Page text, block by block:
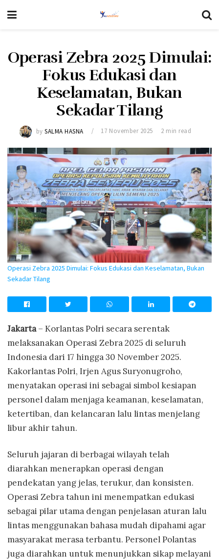
Operasi Zebra 2025 Dimulai:
Fokus Edukasi dan
Keselamatan, Bukan
Sekadar Tilang
by SALMA HASNA 17 November 2025 2 min read
Operasi Zebra 2025 Dimulai: Fokus Edukasi dan Keselamatan, Bukan
Sekadar Tilang
Jakarta– Korlantas Polri secara serentak
melaksanakan Operasi Zebra 2025 di seluruh
Indonesia dari 17 hingga 30 November 2025.
Kakorlantas Polri, Irjen Agus Suryonugroho,
menyatakan operasi ini sebagai simbol kesiapan
personel dalam menjaga keamanan, keselamatan,
ketertiban, dan kelancaran lalu lintas menjelang
libur akhir tahun.
Seluruh jajaran di berbagai wilayah telah
diarahkan menerapkan operasi dengan
pendekatan yang jelas, terukur, dan konsisten.
Operasi Zebra tahun ini menempatkan edukasi
sebagai pilar utama dengan penjelasan aturan lalu
lintas menggunakan bahasa mudah dipahami agar
masyarakat merasa terbantu. Personel Polantas
juga diarahkan untuk menunjukkan sikap melayani